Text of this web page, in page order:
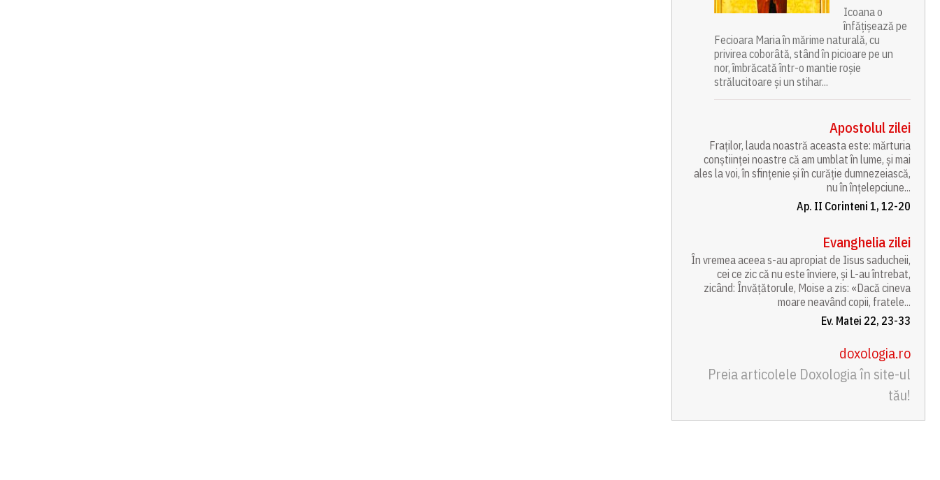
Icoana o
înfățișează pe
Fecioara Maria în mărime naturală, cu
privirea coborâtă, stând în picioare pe un
nor, îmbrăcată într-o mantie roșie
strălucitoare și un stihar...
Apostolul zilei
Fraților, lauda noastră aceasta este: mărturia
conștiinței noastre că am umblat în lume, și mai
ales la voi, în sfințenie și în curăție dumnezeiască,
nu în înțelepciune...
Ap. II Corinteni 1, 12-20
Evanghelia zilei
În vremea aceea s-au apropiat de Iisus saducheii,
cei ce zic că nu este înviere, și L-au întrebat,
zicând: Învățătorule, Moise a zis: «Dacă cineva
moare neavând copii, fratele...
Ev. Matei 22, 23-33
doxologia.ro
Preia articolele Doxologia în site-ul
tău!